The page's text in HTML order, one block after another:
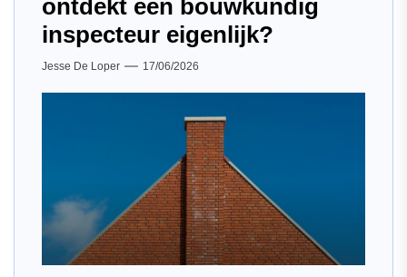
ontdekt een bouwkundig
inspecteur eigenlijk?
Jesse De Loper 17/06/2026